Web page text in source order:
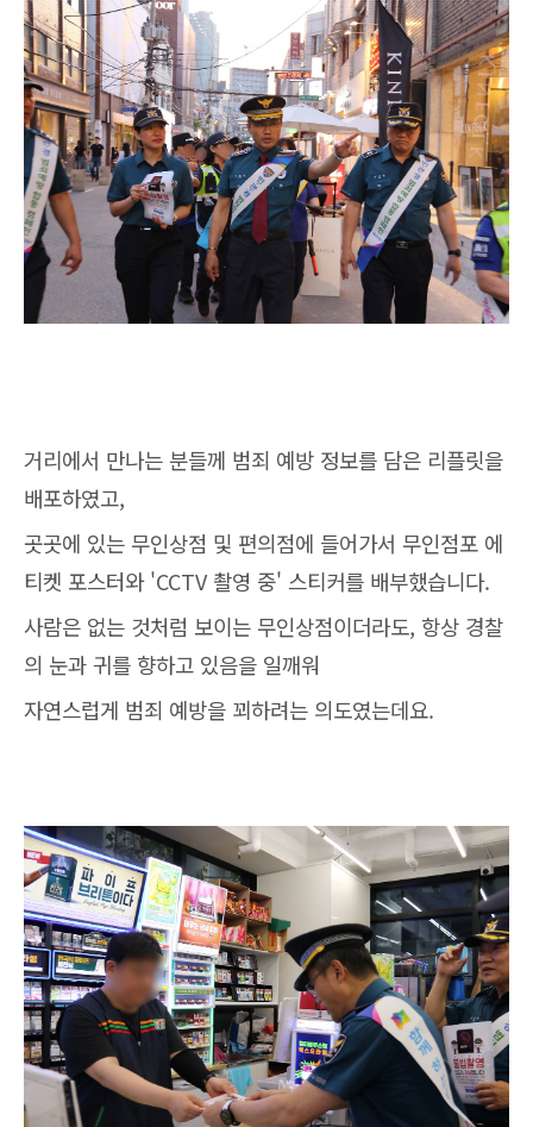
거리에서 만나는 분들께 범죄 예방 정보를 담은 리플릿을
배포하였고,
곳곳에 있는 무인상점 및 편의점에 들어가서 무인점포 에
티켓 포스터와 'CCTV 촬영 중' 스티커를 배부했습니다.
사람은 없는 것처럼 보이는 무인상점이더라도, 항상 경찰
의 눈과 귀를 향하고 있음을 일깨워
자연스럽게 범죄 예방을 꾀하려는 의도였는데요.